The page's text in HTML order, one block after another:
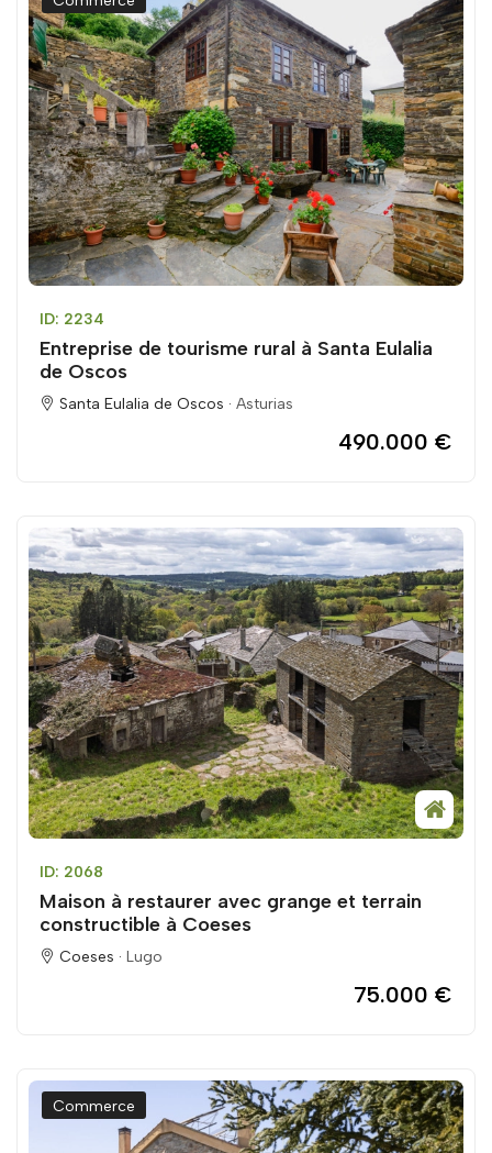
ID: 2234
Entreprise de tourisme rural à Santa Eulalia
de Oscos
Santa Eulalia de Oscos · Asturias
490.000 €
ID: 2068
Maison à restaurer avec grange et terrain
constructible à Coeses
Coeses · Lugo
75.000 €
Commerce